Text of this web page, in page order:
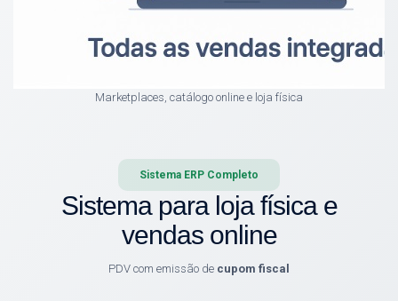
Marketplaces, catálogo online e loja física
Sistema ERP Completo
Sistema para loja física e
vendas online
PDV com emissão de cupom fiscal